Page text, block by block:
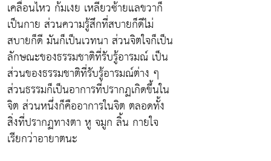
เคลื่อนไหว ก้มเงย เหลียวซ้ายแลขวาก็
เป็นกาย ส่วนความรู้สึกที่สบายก็ดีไม่
สบายก็ดี มันก็เป็นเวทนา ส่วนจิตใจก็เป็น
ลักษณะของธรรมชาติที่รับรู้อารมณ์ เป็น
ส่วนของธรรมชาติที่รับรู้อารมณ์ต่าง ๆ
ส่วนธรรมก็เป็นอาการที่ปรากฏเกิดขึ้นใน
จิต ส่วนหนึ่งก็คืออาการในจิต ตลอดทั้ง
สิ่งที่ปรากฏทางตา หู จมูก ลิ้น กายใจ
เรียกว่าอายาตนะ